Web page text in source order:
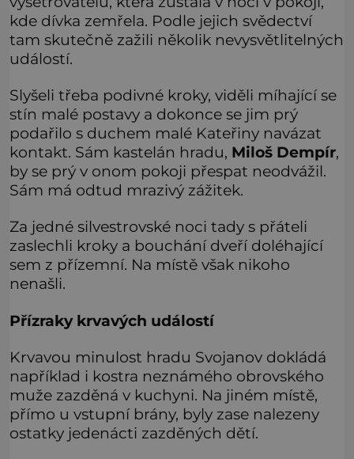
kde dívka zemřela. Podle jejich svědectví
tam skutečně zažili několik nevysvětlitelných
událostí.
Slyšeli třeba podivné kroky, viděli míhající se
stín malé postavy a dokonce se jim prý
podařilo s duchem malé Kateřiny navázat
kontakt. Sám kastelán hradu, Miloš Dempír,
by se prý v onom pokoji přespat neodvážil.
Sám má odtud mrazivý zážitek.
Za jedné silvestrovské noci tady s přáteli
zaslechli kroky a bouchání dveří doléhající
sem z přízemní. Na místě však nikoho
nenašli.
Přízraky krvavých událostí
Krvavou minulost hradu Svojanov dokládá
například i kostra neznámého obrovského
muže zazděná v kuchyni. Na jiném místě,
přímo u vstupní brány, byly zase nalezeny
ostatky jedenácti zazděných dětí.